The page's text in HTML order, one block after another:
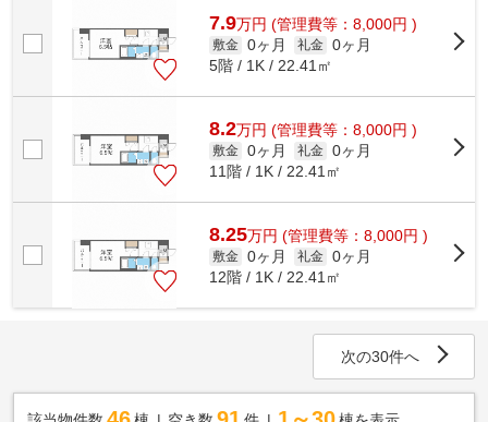
7.9万円 (管理費等：8,000円 )
敷金 0ヶ月 礼金 0ヶ月
5階 / 1K / 22.41㎡
8.2万円 (管理費等：8,000円 )
敷金 0ヶ月 礼金 0ヶ月
11階 / 1K / 22.41㎡
8.25万円 (管理費等：8,000円 )
敷金 0ヶ月 礼金 0ヶ月
12階 / 1K / 22.41㎡
次の30件へ